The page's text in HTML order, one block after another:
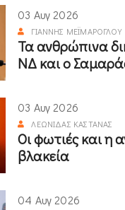
03 Αυγ 2026
ΓΙΆΝΝΗΣ ΜΕΪΜΆΡΟΓΛΟΥ
Τα ανθρώπινα
ΝΔ και ο
03 Αυγ 2026
ΛΕΩΝΊΔΑΣ ΚΑΣΤΑΝΆΣ
Οι φωτιές και η
βλακεία
04 Αυγ 2026